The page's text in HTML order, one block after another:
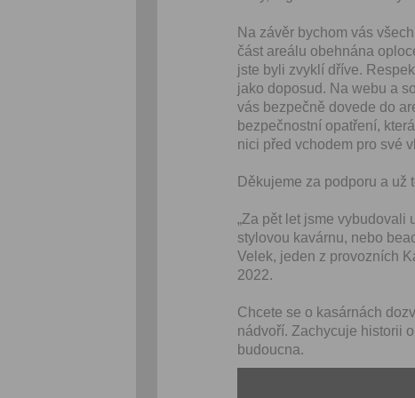
Na závěr bychom vás
část areálu obehná­na
jste byli zvyk­lí dříve.
jako dopo­sud. Na webu a
vás bezpečně dovede do
bezpečnos­t­ní opatření,
ni­ci před vcho­dem pro své
Děku­jeme za pod­poru a už
„Za pět let jsme vybu­dovali
stylovou kavár­nu, nebo
Velek, jeden z provozních
2022.
Chcete se o kasárnách
nád­voří. Zachy­cu­je his­torii
budoucna.